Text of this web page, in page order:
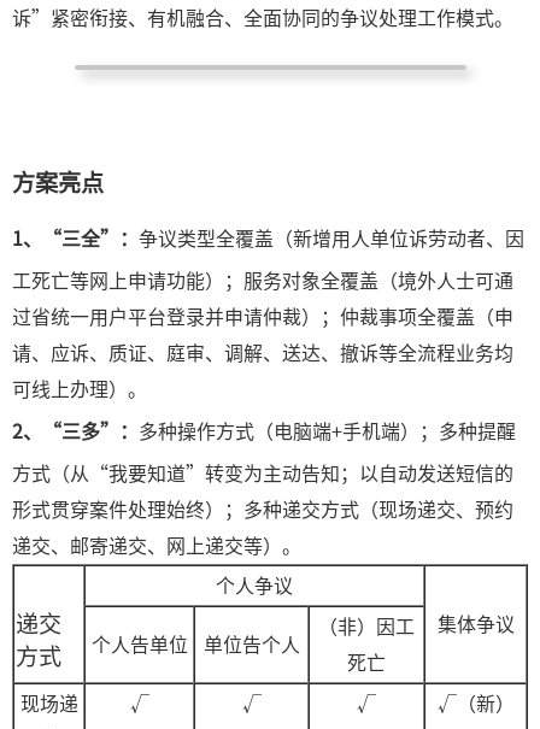
诉”紧密衔接、有机融合、全面协同的争议处理工作模式。
方案亮点
1、 “三全” ： 争议类型全覆盖（新增用人单位诉劳动者、因
工死亡等网上申请功能）；服务对象全覆盖（境外人士可通
过省统一用户平台登录并申请仲裁）；仲裁事项全覆盖（申
请、应诉、质证、庭审、调解、送达、撤诉等全流程业务均
可线上办理）。
2、 “三多” ： 多种操作方式（电脑端+手机端）；多种提醒
方式（从“我要知道”转变为主动告知；以自动发送短信的
形式贯穿案件处理始终）；多种递交方式（现场递交、预约
递交、邮寄递交、网上递交等）。
递交
方式
个人争议
集体争议
个人告单位
单位告个人
（非）因工
死亡
现场递
√ √ √ √（新）